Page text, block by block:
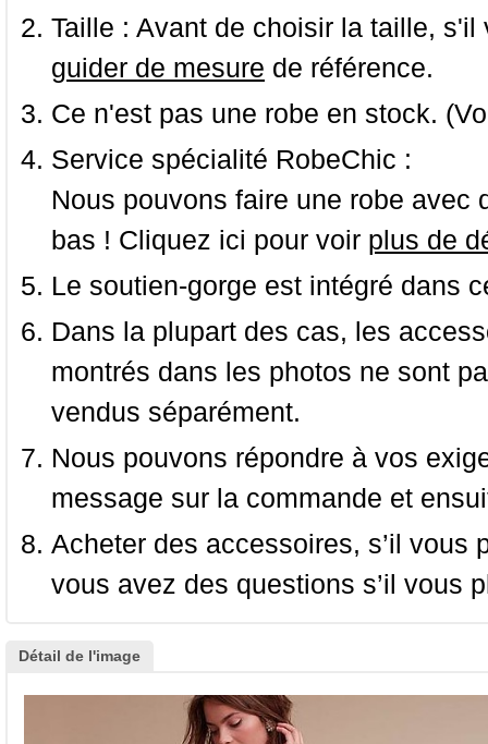
Taille : Avant de choisir la taille,
guider de mesure de référence.
Ce n'est pas une robe en stock.
Service spécialité RobeChic :
Nous pouvons faire une robe
bas ! Cliquez ici pour voir plus de
Le soutien-gorge est intégré dans
Dans la plupart des cas, les
montrés dans les photos ne sont
vendus séparément.
Nous pouvons répondre à vos
message sur la commande et
Acheter des accessoires, s’il
vous avez des questions s’il vous
Détail de l'image